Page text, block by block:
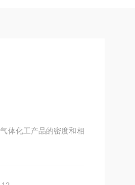
体化工产品的密度和相